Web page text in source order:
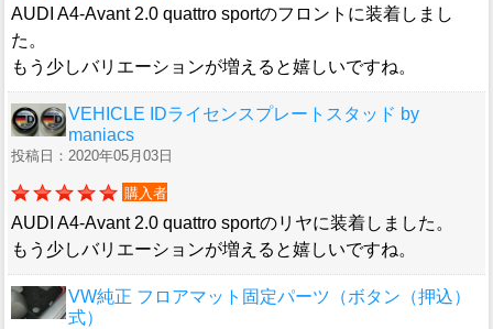
AUDI A4-Avant 2.0 quattro sportのフロントに装着しまし
た。
もう少しバリエーションが増えると嬉しいですね。
VEHICLE IDライセンスプレートスタッド by
maniacs
投稿日：2020年05月03日
購入者
AUDI A4-Avant 2.0 quattro sportのリヤに装着しました。
もう少しバリエーションが増えると嬉しいですね。
VW純正 フロアマット固定パーツ（ボタン（押込）
式）